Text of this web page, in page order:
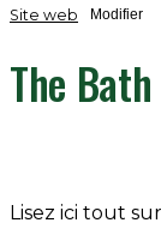
Site web Modifier
The
Lisez ici tout